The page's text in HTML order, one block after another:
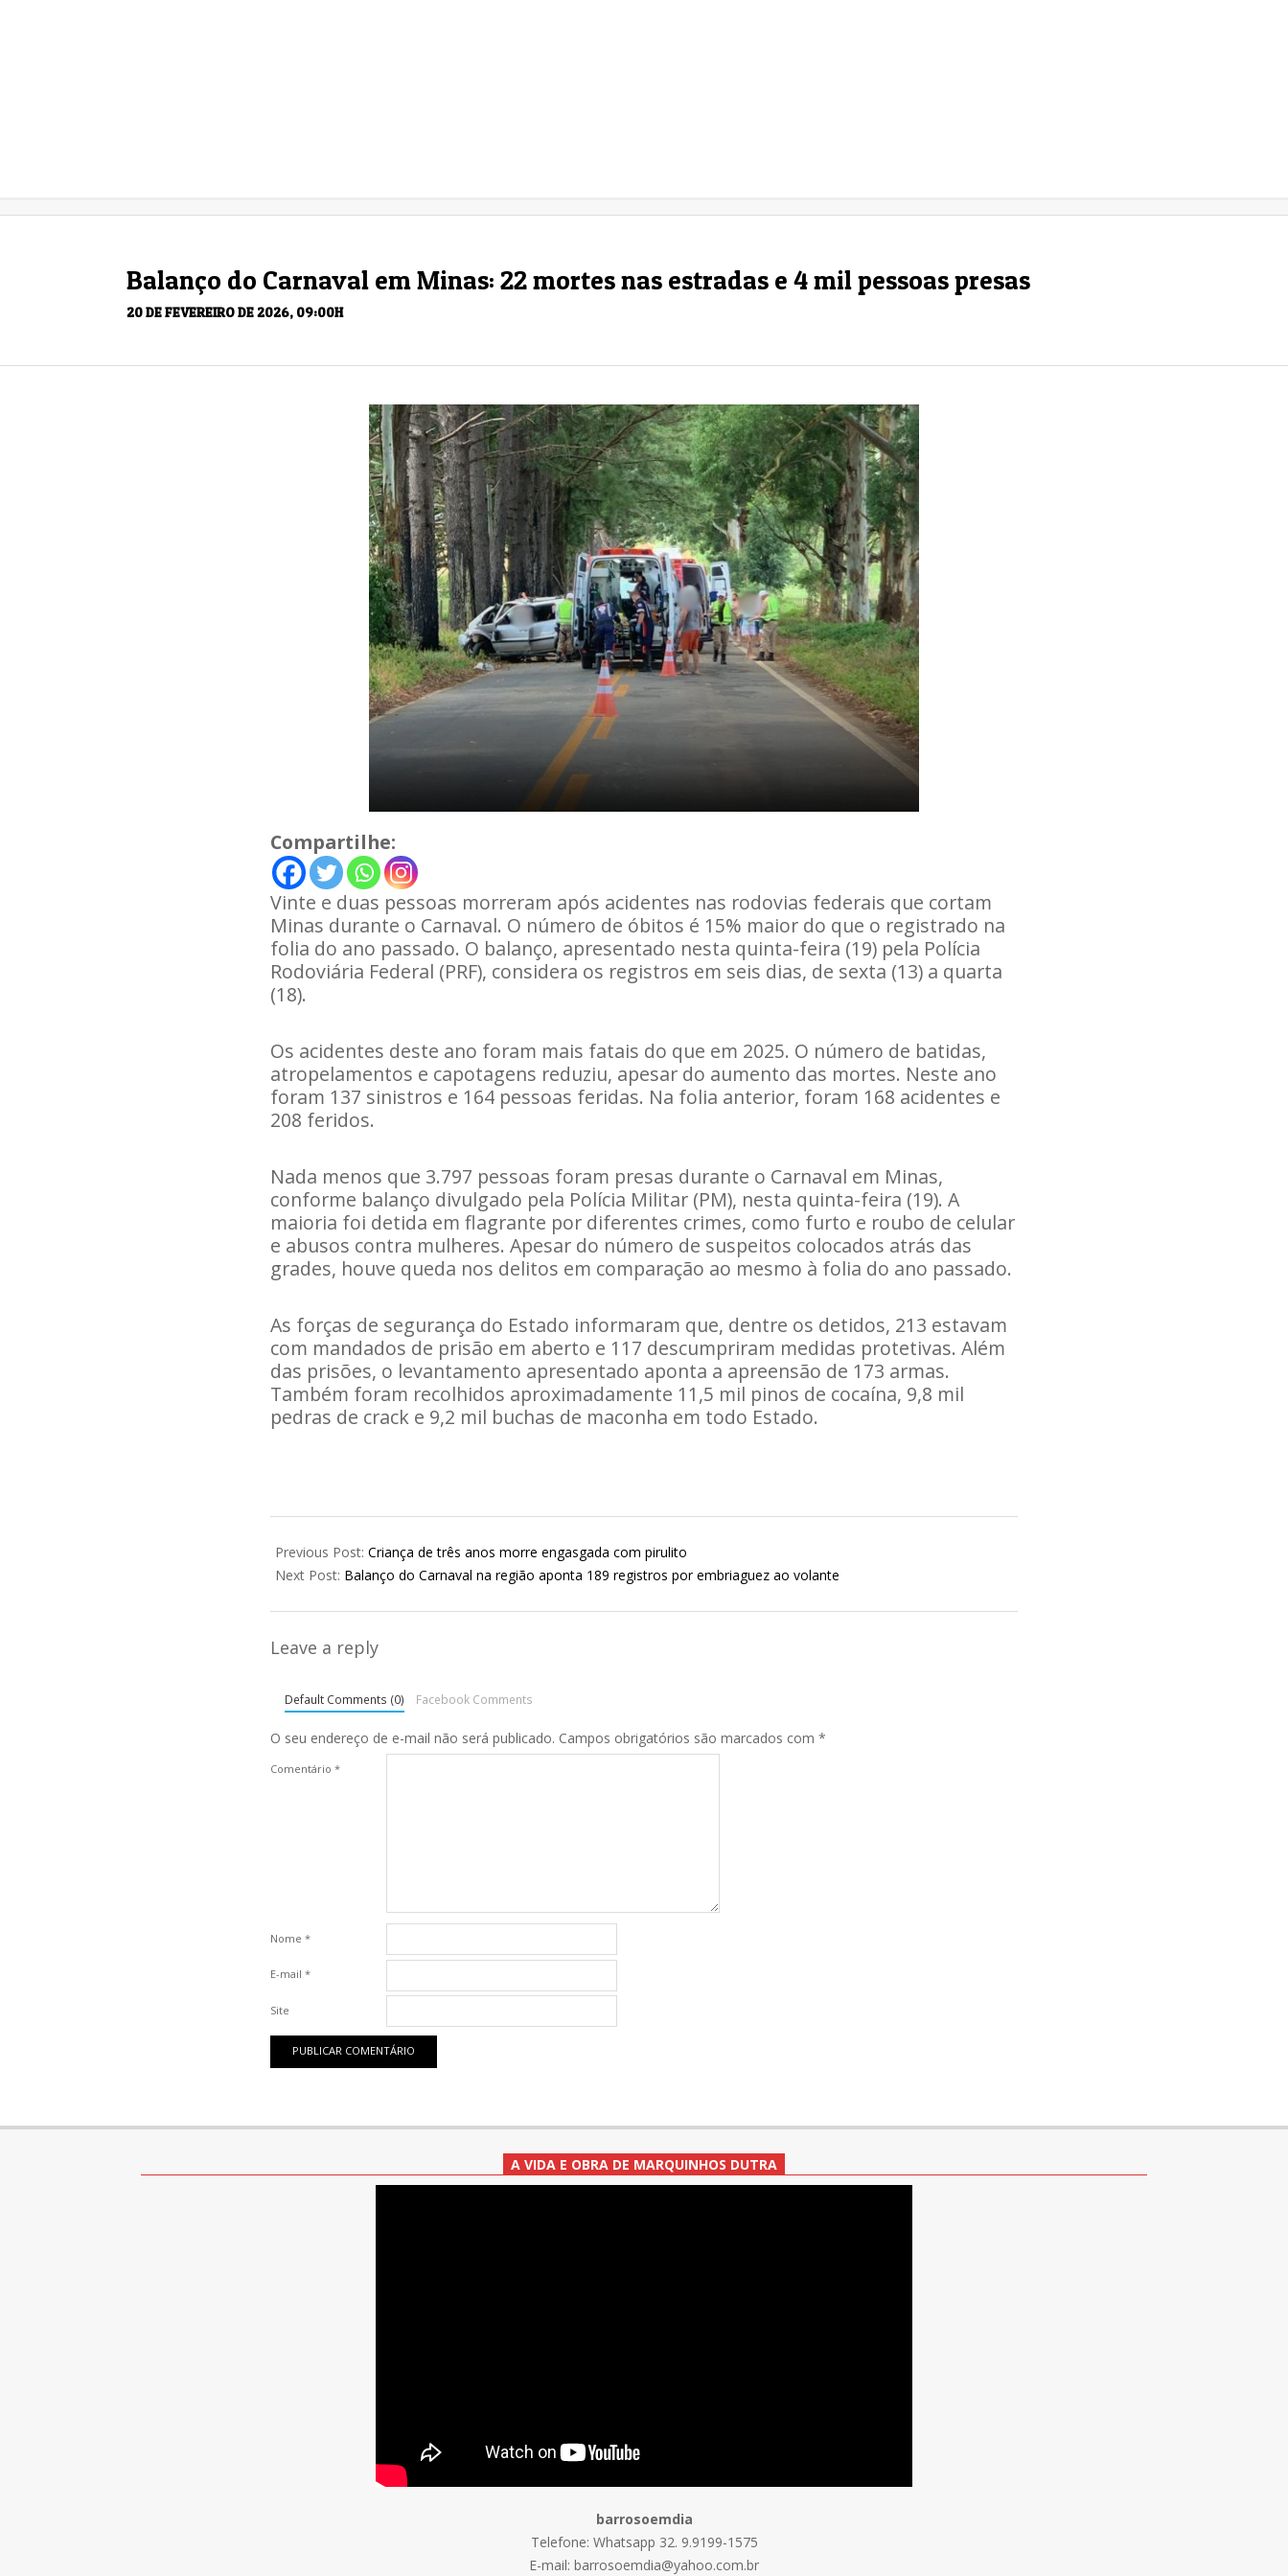
Balanço do Carnaval em Minas: 22 mortes nas estradas e 4 mil pessoas presas
20 DE FEVEREIRO DE 2026, 09:00H
Compartilhe:
Vinte e duas pessoas morreram após acidentes nas rodovias federais que cortam
Minas durante o Carnaval. O número de óbitos é 15% maior do que o registrado na
folia do ano passado. O balanço, apresentado nesta quinta-feira (19) pela Polícia
Rodoviária Federal (PRF), considera os registros em seis dias, de sexta (13) a quarta
(18).
Os acidentes deste ano foram mais fatais do que em 2025. O número de batidas,
atropelamentos e capotagens reduziu, apesar do aumento das mortes. Neste ano
foram 137 sinistros e 164 pessoas feridas. Na folia anterior, foram 168 acidentes e
208 feridos.
Nada menos que 3.797 pessoas foram presas durante o Carnaval em Minas,
conforme balanço divulgado pela Polícia Militar (PM), nesta quinta-feira (19). A
maioria foi detida em flagrante por diferentes crimes, como furto e roubo de celular
e abusos contra mulheres. Apesar do número de suspeitos colocados atrás das
grades, houve queda nos delitos em comparação ao mesmo à folia do ano passado.
As forças de segurança do Estado informaram que, dentre os detidos, 213 estavam
com mandados de prisão em aberto e 117 descumpriram medidas protetivas. Além
das prisões, o levantamento apresentado aponta a apreensão de 173 armas.
Também foram recolhidos aproximadamente 11,5 mil pinos de cocaína, 9,8 mil
pedras de crack e 9,2 mil buchas de maconha em todo Estado.
02-
20
Previous Post: Criança de três anos morre engasgada com pirulito
Next Post: Balanço do Carnaval na região aponta 189 registros por embriaguez ao volante
Leave a reply
Default Comments (0) Facebook Comments
O seu endereço de e-mail não será publicado. Campos obrigatórios são marcados com *
Comentário *
Nome *
E-mail *
Site
A VIDA E OBRA DE MARQUINHOS DUTRA
barrosoemdia
Telefone: Whatsapp 32. 9.9199-1575
E-mail: barrosoemdia@yahoo.com.br